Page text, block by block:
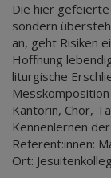
Die hier
sondern
an, geht Risiken
Hoffnung
liturgische
Kantorin, Chor,
Kennenlernen
Referent:innen:
Ort: